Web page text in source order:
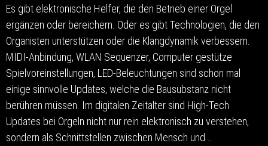
Es gibt elektronische Helfer, die den Betrieb einer Orgel
ergänzen oder bereichern. Oder es gibt Technologien, die den
Organisten unterstützen oder die Klangdynamik verbessern.
MIDI-Anbindung, WLAN Sequenzer, Computer gestütze
Spielvoreinstellungen, LED-Beleuchtungen sind schon mal
einige sinnvolle Updates, welche die Bausubstanz nicht
berühren müssen. Im digitalen Zeitalter sind High-Tech
Updates bei Orgeln nicht nur rein elektronisch zu verstehen,
sondern als Schnittstellen zwischen Mensch und …